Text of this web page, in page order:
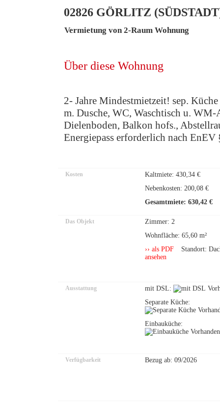
02826 GÖRLITZ
Vermietung von 2-Raum Wohnung
Über diese Wohnung
2- Jahre Mindestmietzeit! sep.
m. Dusche, WC, Waschtisch u.
Dielenboden, Balkon hofs.,
Energiepass erforderlich nach
Kosten
Kaltmiete: 430,34 €
Nebenkosten: 200,08 €
Gesamtmiete: 630,42 €
Das Objekt
Zimmer: 2
Wohnfläche: 65,60 m²
Standort:
›› als PDF
ansehen
Ausstattung
mit DSL:
Separate Küche:
Einbauküche:
Verfügbarkeit Bezug ab: 09/2026